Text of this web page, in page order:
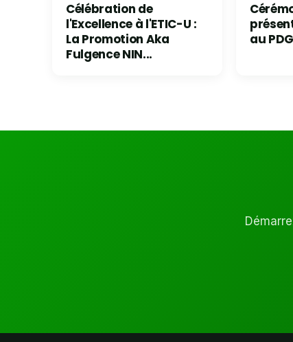
Célébration de
l'Excellence à l'ETIC-U :
La Promotion Aka
Fulgence NIN...
au